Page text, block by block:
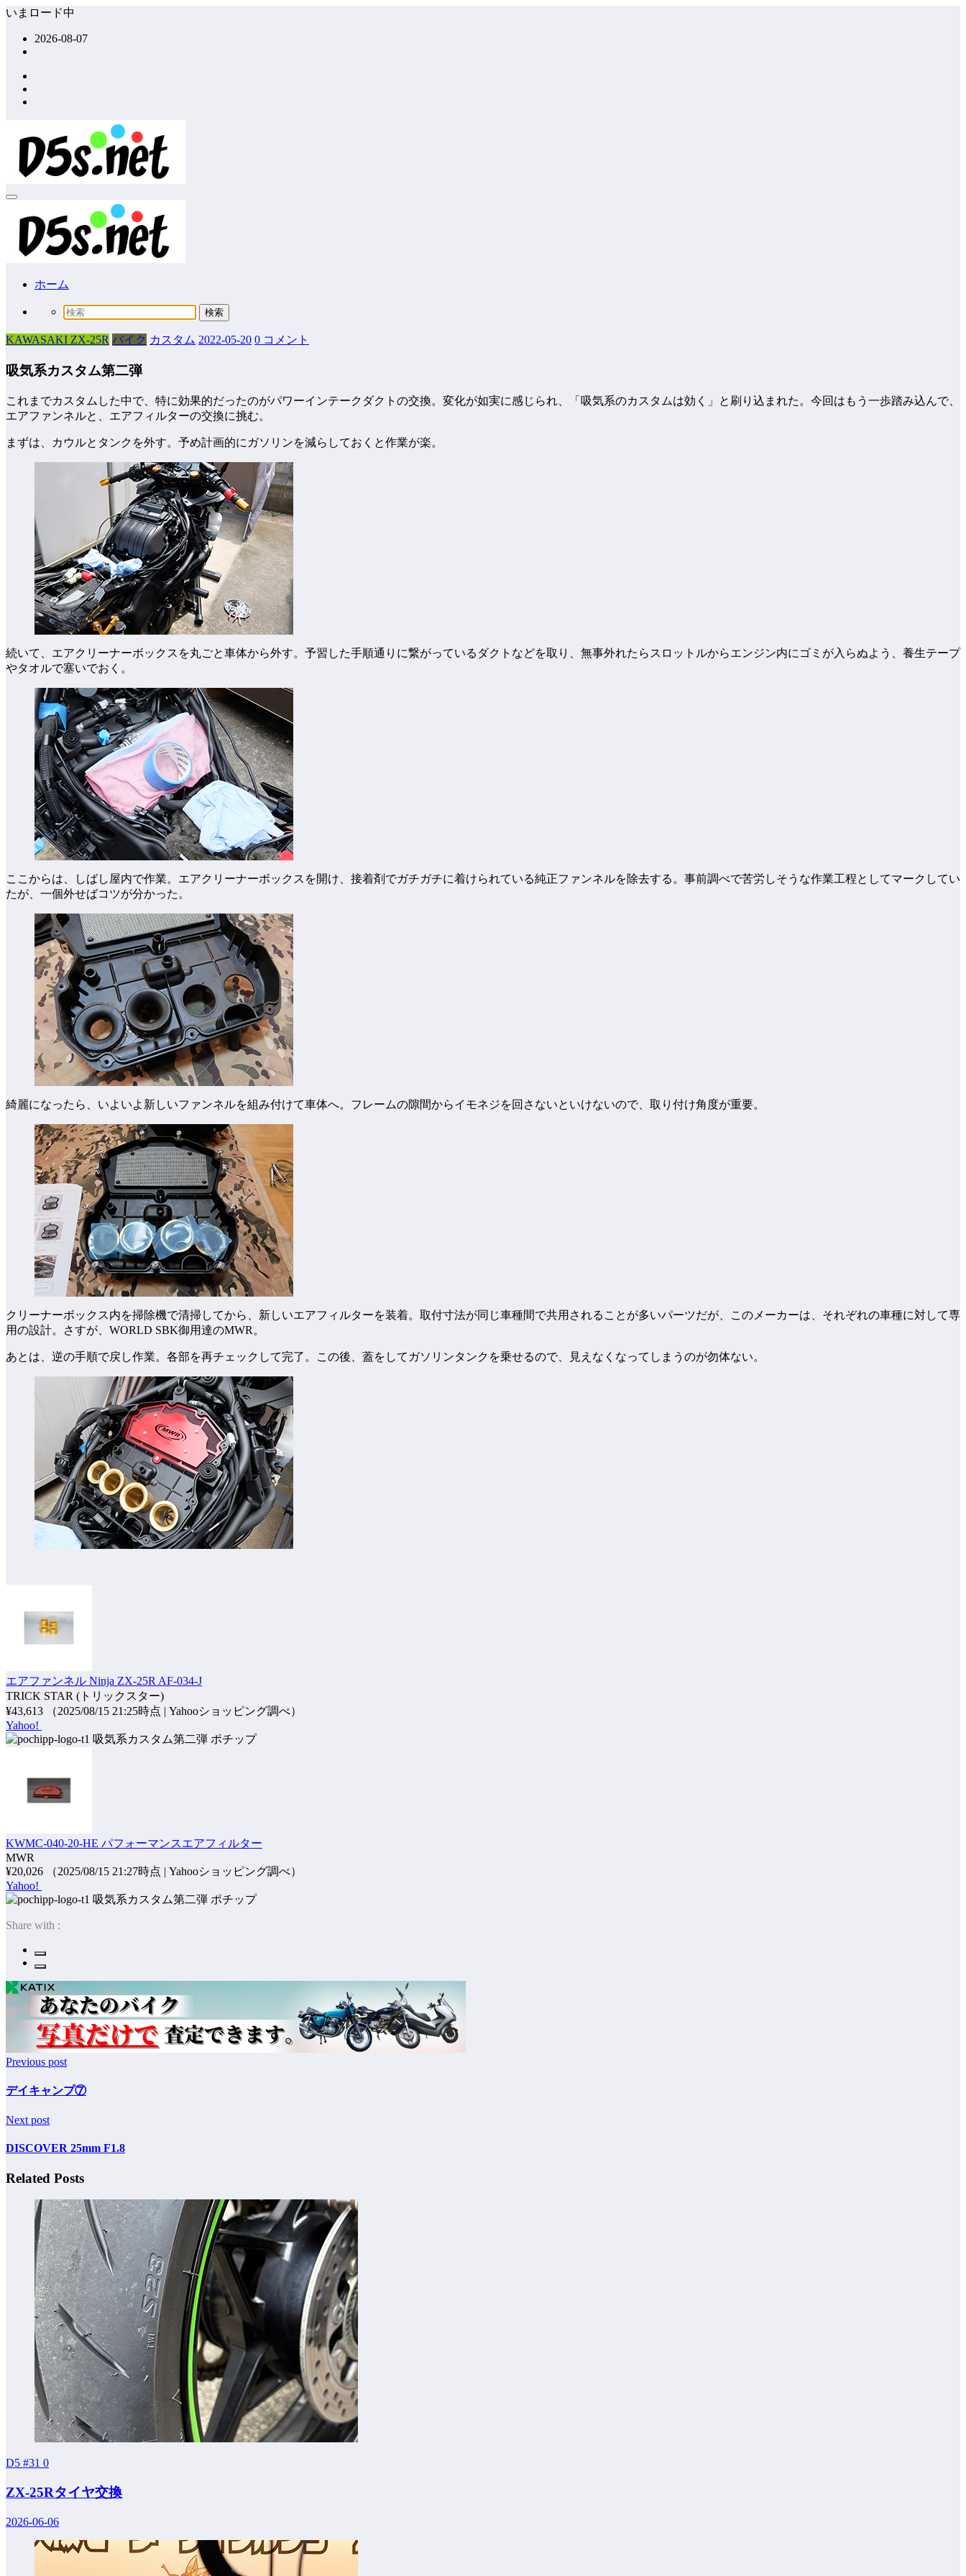
コ
いまロード中
2026-08-07
ホーム
KAWASAKI ZX-25R バイク カスタム 2022-05-20 0 コメント
吸気系カスタム第二弾
これまでカスタムした中で、特に効果的だったのがパワーインテークダクトの交換。変化が如実に感じられ、「吸気系のカスタムは効く」と刷り込まれた。今回はもう一歩踏み込んで、
エアファンネルと、エアフィルターの交換に挑む。
まずは、カウルとタンクを外す。予め計画的にガソリンを減らしておくと作業が楽。
続いて、エアクリーナーボックスを丸ごと車体から外す。予習した手順通りに繋がっているダクトなどを取り、無事外れたらスロットルからエンジン内にゴミが入らぬよう、養生テープ
やタオルで塞いでおく。
ここからは、しばし屋内で作業。エアクリーナーボックスを開け、接着剤でガチガチに着けられている純正ファンネルを除去する。事前調べで苦労しそうな作業工程としてマークしてい
たが、一個外せばコツが分かった。
綺麗になったら、いよいよ新しいファンネルを組み付けて車体へ。フレームの隙間からイモネジを回さないといけないので、取り付け角度が重要。
クリーナーボックス内を掃除機で清掃してから、新しいエアフィルターを装着。取付寸法が同じ車種間で共用されることが多いパーツだが、このメーカーは、それぞれの車種に対して専
用の設計。さすが、WORLD SBK御用達のMWR。
あとは、逆の手順で戻し作業。各部を再チェックして完了。この後、蓋をしてガソリンタンクを乗せるので、見えなくなってしまうのが勿体ない。
エアファンネル Ninja ZX-25R AF-034-J
TRICK STAR (トリックスター)
¥43,613
（2025/08/15 21:25時点 | Yahooショッピング調べ）
Yahoo!
ポチップ
KWMC-040-20-HE パフォーマンスエアフィルター
MWR
¥20,026
（2025/08/15 21:27時点 | Yahooショッピング調べ）
Yahoo!
ポチップ
Share with :
Previous post
デイキャンプ⑦
Next post
DISCOVER 25mm F1.8
Related Posts
D5 #31 0
ZX-25Rタイヤ交換
2026-06-06